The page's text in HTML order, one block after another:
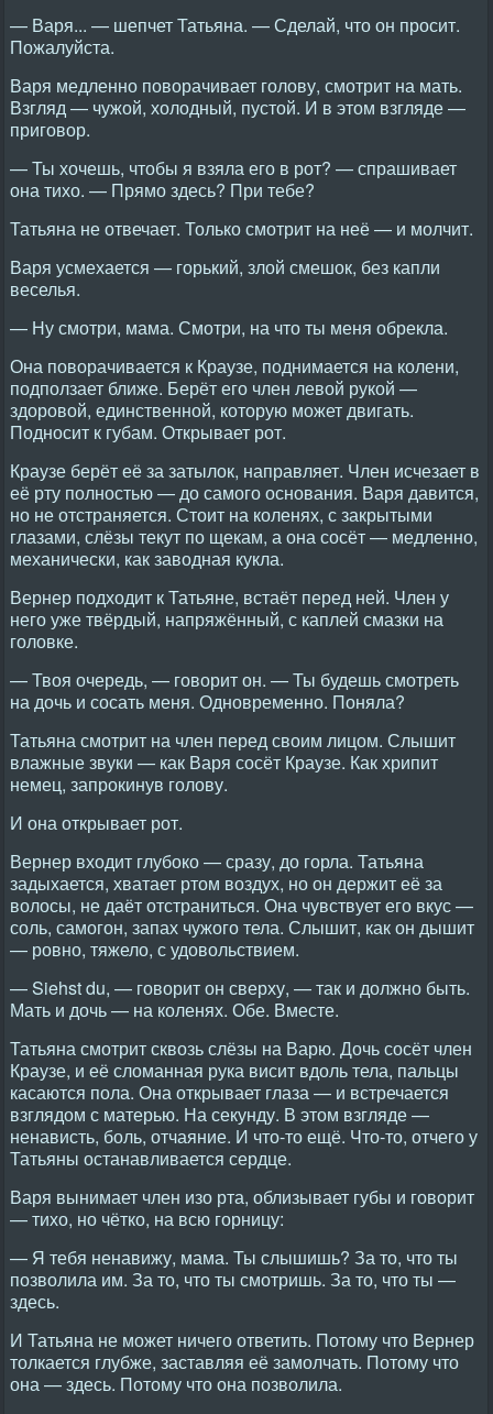
— Варя... — шепчет Татьяна. — Сделай, что он просит.
Пожалуйста.
Варя медленно поворачивает голову, смотрит на мать.
Взгляд — чужой, холодный, пустой. И в этом взгляде —
приговор.
— Ты хочешь, чтобы я взяла его в рот? — спрашивает
она тихо. — Прямо здесь? При тебе?
Татьяна не отвечает. Только смотрит на неё — и молчит.
Варя усмехается — горький, злой смешок, без капли
веселья.
— Ну смотри, мама. Смотри, на что ты меня обрекла.
Она поворачивается к Краузе, поднимается на колени,
подползает ближе. Берёт его член левой рукой —
здоровой, единственной, которую может двигать.
Подносит к губам. Открывает рот.
Краузе берёт её за затылок, направляет. Член исчезает в
её рту полностью — до самого основания. Варя давится,
но не отстраняется. Стоит на коленях, с закрытыми
глазами, слёзы текут по щекам, а она сосёт — медленно,
механически, как заводная кукла.
Вернер подходит к Татьяне, встаёт перед ней. Член у
него уже твёрдый, напряжённый, с каплей смазки на
головке.
— Твоя очередь, — говорит он. — Ты будешь смотреть
на дочь и сосать меня. Одновременно. Поняла?
Татьяна смотрит на член перед своим лицом. Слышит
влажные звуки — как Варя сосёт Краузе. Как хрипит
немец, запрокинув голову.
И она открывает рот.
Вернер входит глубоко — сразу, до горла. Татьяна
задыхается, хватает ртом воздух, но он держит её за
волосы, не даёт отстраниться. Она чувствует его вкус —
соль, самогон, запах чужого тела. Слышит, как он дышит
— ровно, тяжело, с удовольствием.
— Siehst du, — говорит он сверху, — так и должно быть.
Мать и дочь — на коленях. Обе. Вместе.
Татьяна смотрит сквозь слёзы на Варю. Дочь сосёт член
Краузе, и её сломанная рука висит вдоль тела, пальцы
касаются пола. Она открывает глаза — и встречается
взглядом с матерью. На секунду. В этом взгляде —
ненависть, боль, отчаяние. И что-то ещё. Что-то, отчего у
Татьяны останавливается сердце.
Варя вынимает член изо рта, облизывает губы и говорит
— тихо, но чётко, на всю горницу:
— Я тебя ненавижу, мама. Ты слышишь? За то, что ты
позволила им. За то, что ты смотришь. За то, что ты —
здесь.
И Татьяна не может ничего ответить. Потому что Вернер
толкается глубже, заставляя её замолчать. Потому что
она — здесь. Потому что она позволила.